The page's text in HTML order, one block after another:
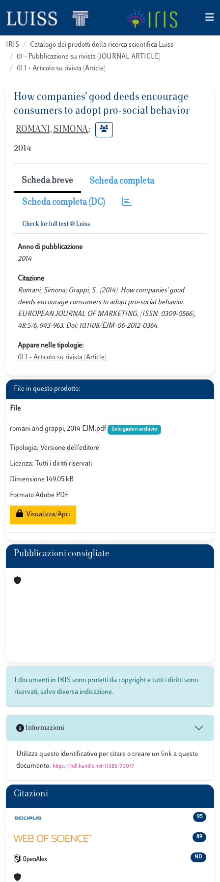
IRIS
Catalogo dei prodotti della ricerca scientifica Luiss
01 - Pubblicazione su rivista (JOURNAL ARTICLE)
01.1 - Articolo su rivista (Article)
How companies' good deeds encourage
consumers to adopt pro-social behavior
ROMANI, SIMONA;
2014
Scheda breve Scheda completa
Scheda completa (DC)
Anno di pubblicazione
2014
Citazione
Romani, Simona; Grappi, S.. (2014). How companies' good
deeds encourage consumers to adopt pro-social behavior.
EUROPEAN JOURNAL OF MARKETING, (ISSN: 0309-0566),
48:5/6, 943-963. Doi: 10.1108/EJM-06-2012-0364.
Appare nelle tipologie:
01.1 - Articolo su rivista (Article)
File in questo prodotto:
File
romani and grappi, 2014 EJM.pdf Solo gestori archivio
Tipologia: Versione dell'editore
Licenza: Tutti i diritti riservati
Dimensione 149.05 kB
Formato Adobe PDF
Visualizza/Apri
Pubblicazioni consigliate
I documenti in IRIS sono protetti da copyright e tutti i diritti sono
riservati, salvo diversa indicazione.
Informazioni
Utilizza questo identificativo per citare o creare un link a questo
documento: https://hdl.handle.net/11385/70077
Citazioni
95
89
ND